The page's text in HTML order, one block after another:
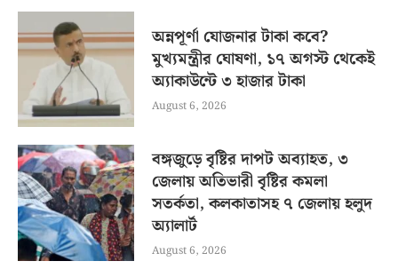
অন্নপূর্ণা যোজনার টাকা কবে?
মুখ্যমন্ত্রীর ঘোষণা, ১৭ অগস্ট থেকেই
অ্যাকাউন্টে ৩ হাজার টাকা
August 6, 2026
বঙ্গজুড়ে বৃষ্টির দাপট অব্যাহত, ৩
জেলায় অতিভারী বৃষ্টির কমলা
সতর্কতা, কলকাতাসহ ৭ জেলায় হলুদ
অ্যালার্ট
August 6, 2026